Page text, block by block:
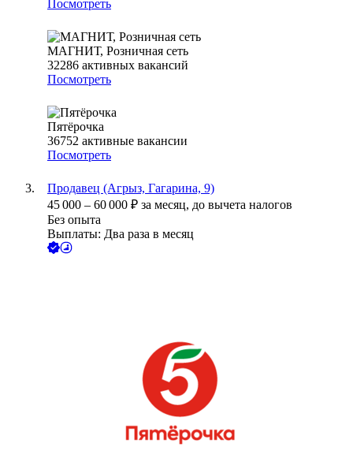
Посмотреть
МАГНИТ, Розничная сеть
32286 активных вакансий
Посмотреть
Пятёрочка
36752 активные вакансии
Посмотреть
Продавец (Агрыз, Гагарина, 9)
45 000 – 60 000 ₽ за месяц, до вычета налогов
Без опыта
Выплаты: Два раза в месяц